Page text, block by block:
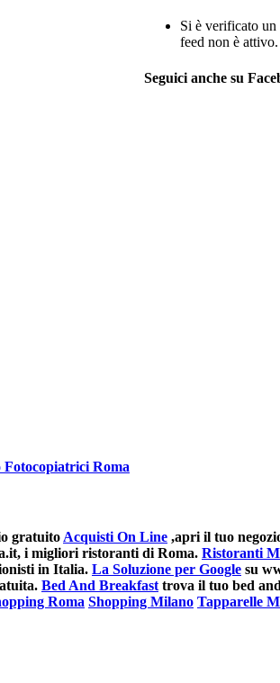
Si è verificato
feed non è
Seguici anche su
Fotocopiatrici Roma
gratuitoAcquisti On Line ,apri il tuo
i migliori ristoranti di Roma. Ristoranti
in Italia. La Soluzione per Google su
Bed And Breakfasttrova il tuo bed
Roma Shopping Milano Tapparelle